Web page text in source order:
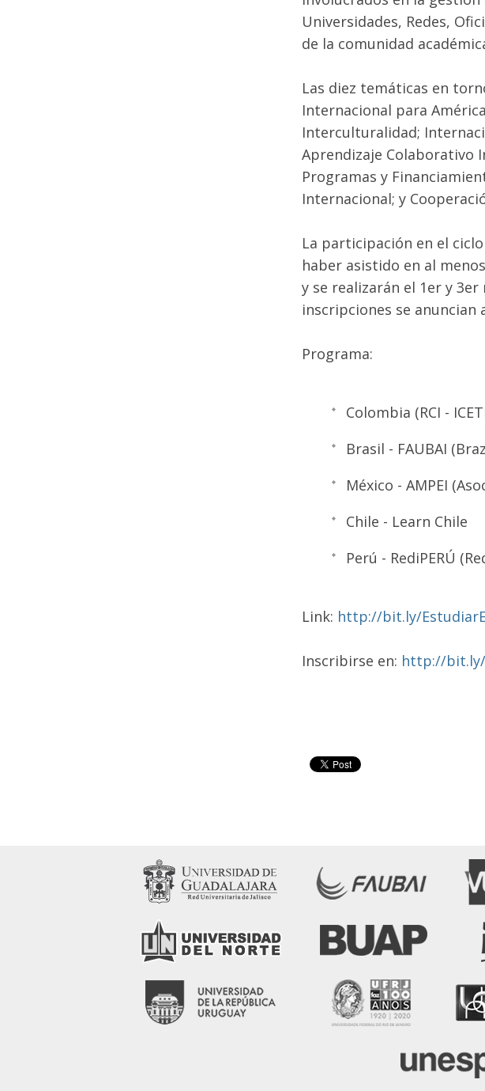
Universidades, Redes,
de la comunidad
Las diez temáticas en
Internacional para
Interculturalidad;
Aprendizaje Colaborativo
Programas y
Internacional; y
La participación en el
haber asistido en al
y se realizarán el 1er y
inscripciones se anuncian
Programa:
Colombia (RCI -
Brasil - FAUBAI
México - AMPEI
Chile - Learn Chile
Perú - RediPERÚ
Link: http://bit.ly/
Inscribirse en: http://bit.ly/